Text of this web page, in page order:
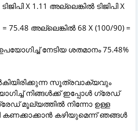
X 1.11 അല്ലെങ്കിൽ ടിജിപി X
75.48 അല്ലെങ്കിൽ 68 X (100/90) =
നേടിയ ശതമാനം 75.48%
സൂത്രവാക്യവും
നിങ്ങൾക്ക് ഇപ്പോൾ ഗ്രേഡ്
മൂല്യത്തിൽ നിന്നോ ഉള്ള
കഴിയുമെന്ന് ഞങ്ങൾ